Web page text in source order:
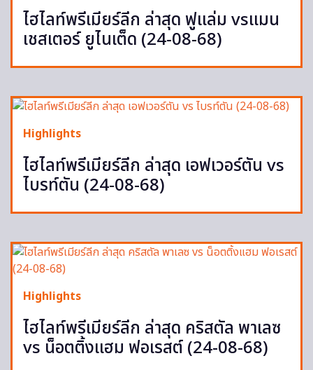
ไฮไลท์พรีเมียร์ลีก ล่าสุด ฟูแล่ม vsแมน
เชสเตอร์ ยูไนเต็ด (24-08-68)
Highlights
ไฮไลท์พรีเมียร์ลีก ล่าสุด เอฟเวอร์ตัน vs
ไบรท์ตัน (24-08-68)
Highlights
ไฮไลท์พรีเมียร์ลีก ล่าสุด คริสตัล พาเลซ
vs น็อตติ้งแฮม ฟอเรสต์ (24-08-68)